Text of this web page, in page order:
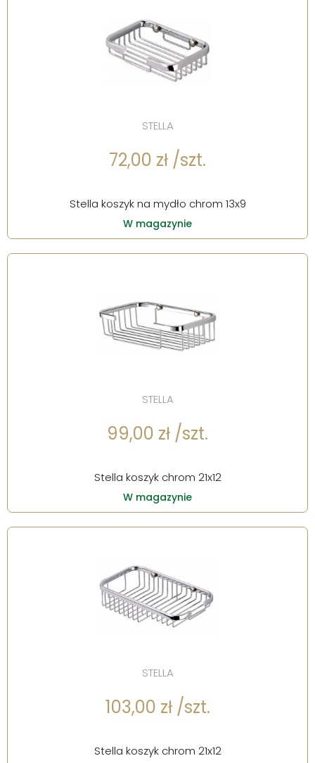
STELLA
72,00 zł /szt.
Stella koszyk na mydło chrom 13x9
W magazynie
STELLA
99,00 zł /szt.
Stella koszyk chrom 21x12
W magazynie
STELLA
103,00 zł /szt.
Stella koszyk chrom 21x12